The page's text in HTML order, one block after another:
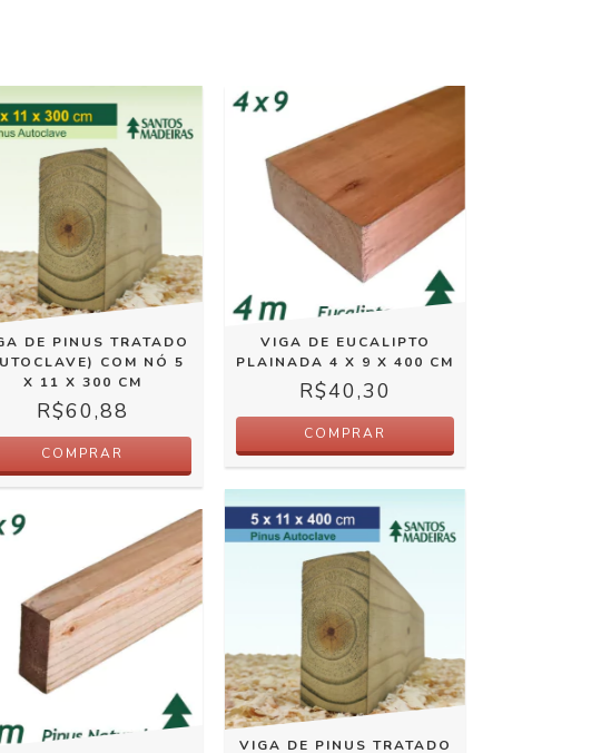
DE PINUS TRATADO
COM NÓ 5
X 11 X 300 CM
R$60,88
COMPRAR
VIGA DE EUCALIPTO
PLAINADA 4 X 9 X 400 CM
R$40,30
COMPRAR
VIGA DE PINUS TRATADO